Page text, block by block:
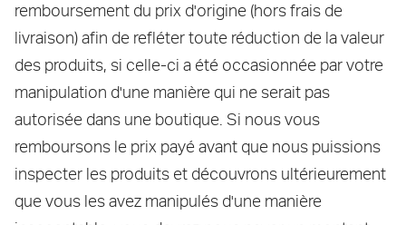
remboursement du prix d'origine (hors frais de
livraison) afin de refléter toute réduction de la valeur
des produits, si celle-ci a été occasionnée par votre
manipulation d'une manière qui ne serait pas
autorisée dans une boutique. Si nous vous
remboursons le prix payé avant que nous puissions
inspecter les produits et découvrons ultérieurement
que vous les avez manipulés d'une manière